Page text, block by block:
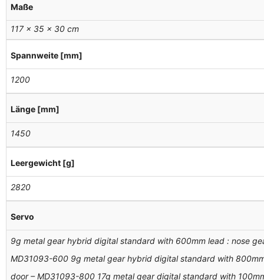
Maße
117 × 35 × 30 cm
Spannweite [mm]
1200
Länge [mm]
1450
Leergewicht [g]
2820
Servo
9g metal gear hybrid digital standard with 600mm lead : nose
MD31093-600 9g metal gear hybrid digital standard with
door – MD31093-800 17g metal gear digital standard with